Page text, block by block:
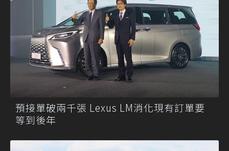
預接單破兩千張 Lexus LM消化現有訂單要
等到後年